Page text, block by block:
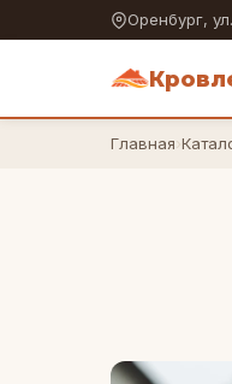
Оренбург,
Главная›